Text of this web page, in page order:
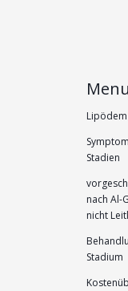
Menu
Stadien
nach Al-
nicht
Stadium